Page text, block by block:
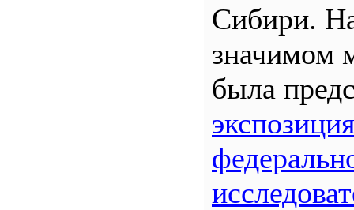
Сибири.
значимом
была